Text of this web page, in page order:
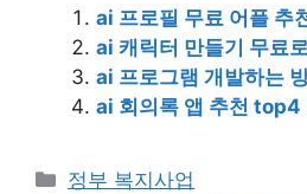
ai 프로필 무료 어플 추
ai 캐릭터 만들기 무료
ai 프로그램 개발하는
ai 회의록 앱 추천 top4
Categories
정부 복지사업